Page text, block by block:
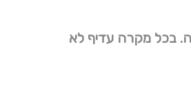
בכל מקרה עדיף לא